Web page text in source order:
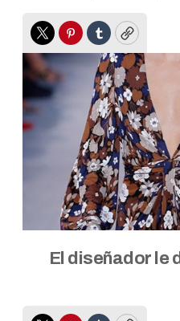
TwitterPinterest
TumblrCopy
El diseñador le